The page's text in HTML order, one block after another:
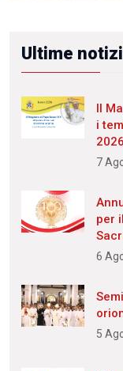
Ultime
Il
i
2026
7
per
6
5